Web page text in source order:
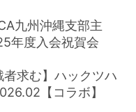
九州沖縄支部主
年度入会祝賀会
求む】ハックツハ
【コラボ】